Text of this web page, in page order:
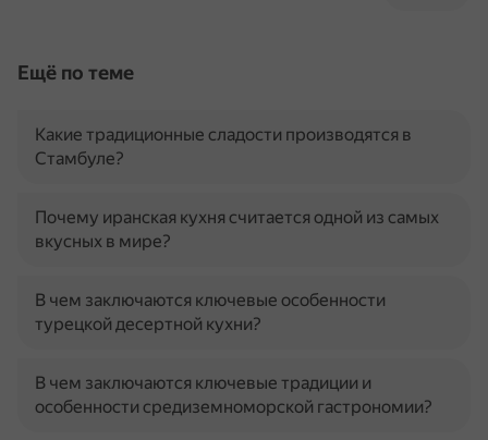
Ещё по теме
Какие традиционные сладости производятся в
Стамбуле?
Почему иранская кухня считается одной из самых
вкусных в мире?
В чем заключаются ключевые особенности
турецкой десертной кухни?
В чем заключаются ключевые традиции и
особенности средиземноморской гастрономии?